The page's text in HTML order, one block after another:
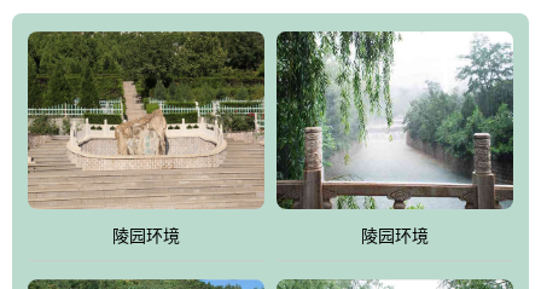
赞叹："景仰园真乃浑然天成的人生后花园！"陵区内草木茂盛，灵气
盎然，既有山川大聚的龙脉气魄，又有藏风得水的宝密形局。十三
陵是世间稀有的地形宝地，也是我们让逝者回归自然的首选墓葬之
灵穴，安息之宝地。
陵园环境 陵园环境